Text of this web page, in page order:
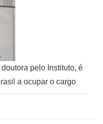
pelo Instituto, é
a ocupar o cargo